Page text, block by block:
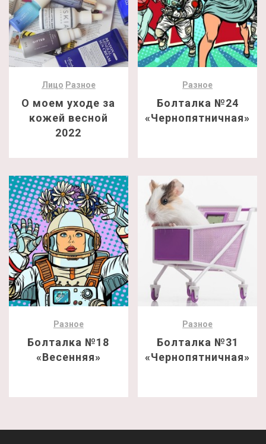
Лицо Разное
О моем уходе за
кожей весной
2022
Разное
Болталка №24
«Чернопятничная»
Разное
Болталка №18
«Весенняя»
Разное
Болталка №31
«Чернопятничная»